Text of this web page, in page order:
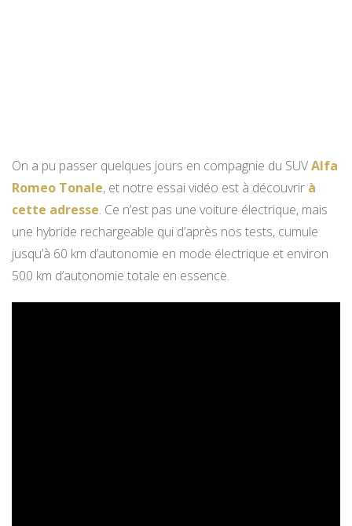
On a pu passer quelques jours en compagnie du SUVAlfa
Romeo Tonale, et notre essai vidéo est à découvrir à
cette adresse. Ce n’est pas une voiture électrique, mais
une hybride rechargeable qui d’après nos tests, cumule
jusqu’à 60 km d’autonomie en mode électrique et environ
500 km d’autonomie totale en essence.